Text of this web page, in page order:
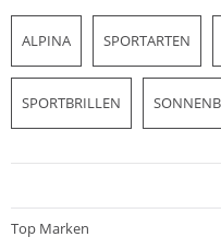
ALPINA SPORTARTEN
SPORTBRILLEN
Top Marken